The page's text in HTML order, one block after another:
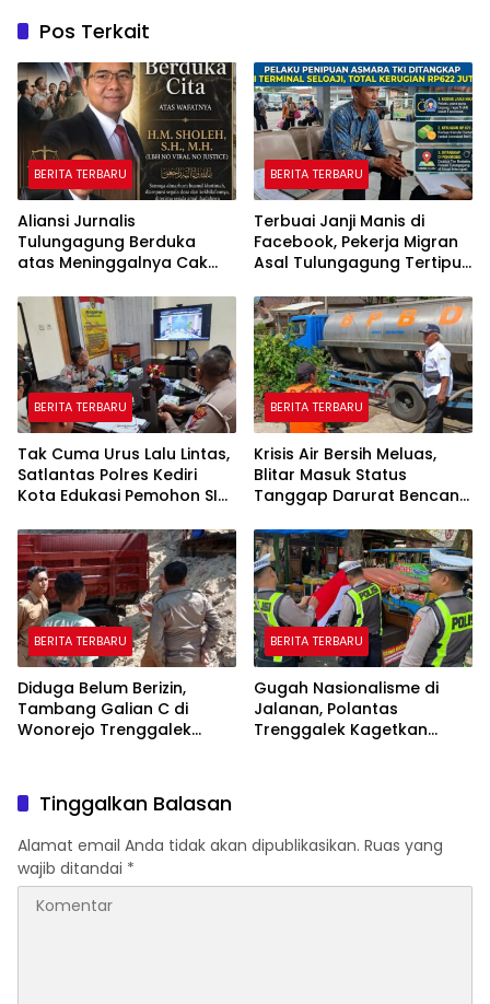
Pos Terkait
BERITA TERBARU
Aliansi Jurnalis
Tulungagung Berduka
atas Meninggalnya Cak
“Beliau Pejuang Keadilan
yang Vokal”
BERITA TERBARU
Terbuai Janji Manis di
Facebook, Pekerja Migran
Asal Tulungagung Tertipu
BERITA TERBARU
Tak Cuma Urus Lalu Lintas,
Satlantas Polres Kediri
Kota Edukasi Pemohon SIM
Pelatihan AI
BERITA TERBARU
Krisis Air Bersih Meluas,
Blitar Masuk Status
Tanggap Darurat Bencana
BERITA TERBARU
Diduga Belum Berizin,
Tambang Galian C di
Wonorejo Trenggalek
BERITA TERBARU
Gugah Nasionalisme di
Jalanan, Polantas
Trenggalek Kagetkan
Tinggalkan Balasan
Alamat email Anda tidak akan dipublikasikan. Ruas yang
wajib ditandai *